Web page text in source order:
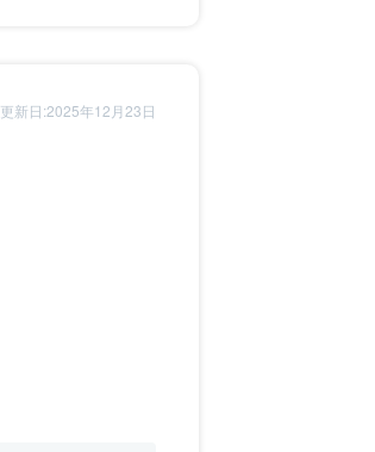
更新日:2025年12月23日